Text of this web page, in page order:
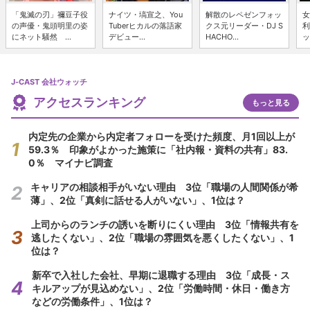
「鬼滅の刃」禰豆子役
の声優・鬼頭明里の姿
にネット騒然 ...
ナイツ・塙宣之、You
Tuberヒカルの落語家
デビュー...
解散のレペゼンフォッ
クス元リーダー・DJ S
HACHO...
J-CAST 会社ウォッチ
アクセスランキング もっと見る
内定先の企業から内定者フォローを受けた頻度、月1回以上が
59.3％ 印象がよかった施策に「社内報・資料の共有」83.
0％ マイナビ調査
キャリアの相談相手がいない理由 3位「職場の人間関係が希
薄」、2位「真剣に話せる人がいない」、1位は？
上司からのランチの誘いを断りにくい理由 3位「情報共有を
逃したくない」、2位「職場の雰囲気を悪くしたくない」、1
位は？
新卒で入社した会社、早期に退職する理由 3位「成長・ス
キルアップが見込めない」、2位「労働時間・休日・働き方
などの労働条件」、1位は？